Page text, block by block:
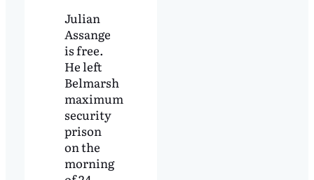
Julian
Assange
is free.
He left
Belmarsh
maximum
security
prison
on the
morning